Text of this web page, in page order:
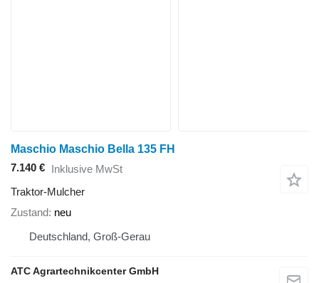
Maschio Maschio Bella 135 FH
7.140 € Inklusive MwSt
Traktor-Mulcher
Zustand neu
Deutschland, Groß-Gerau
ATC Agrartechnikcenter GmbH